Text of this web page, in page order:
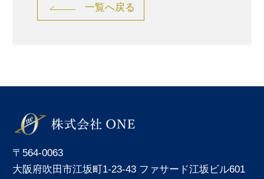
一覧へ戻る
〒564-0063
大阪府吹田市江坂町1-23-43 ファサード江坂ビル601